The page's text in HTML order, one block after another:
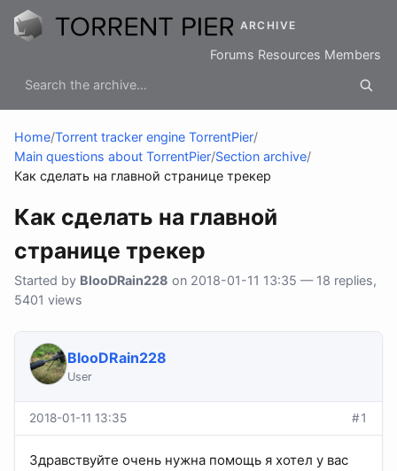
ARCHIVE
Forums Resources Members
Home/Torrent tracker engine TorrentPier/
Main questions about TorrentPier/Section archive/
Как сделать на главной странице трекер
Как сделать на главной
странице трекер
Started by BlooDRain228 on 2018-01-11 13:35 — 18 replies,
5401 views
BlooDRain228
User
2018-01-11 13:35 #1
Здравствуйте очень нужна помощь я хотел у вас